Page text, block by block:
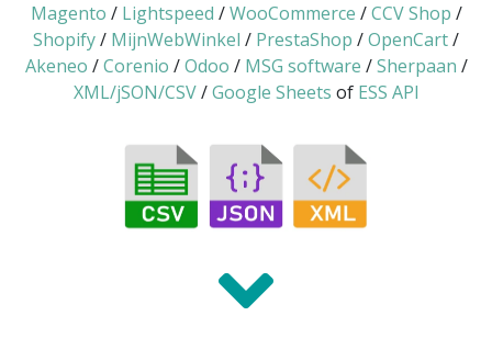
Magento / Lightspeed /WooCommerce /CCV Shop /
Shopify/ MijnWebWinkel / PrestaShop /OpenCart/
Akeneo /Corenio /Odoo / MSG software /Sherpaan /
XML/jSON/CSV/Google Sheets of ESS API